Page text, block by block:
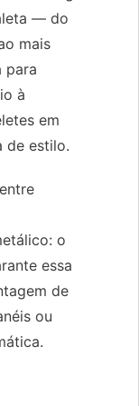
— do
mais
para
à
em
de estilo.
o
essa
de
ou